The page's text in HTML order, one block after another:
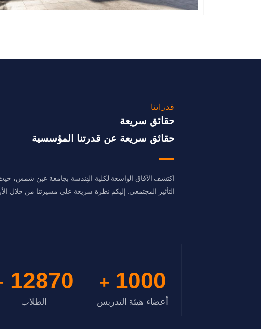
قدراتنا
حقائق سريعة
حقائق سريعة عن قدرتنا المؤسسية
اكتشف الآفاق الواسعة لكلية الهندسة بجامعة عين شمس، حيث
التأثير المجتمعي. إليكم نظرة سريعة على مسيرتنا من خلال
1000
+
أعضاء هيئة التدريس
13000
الطلاب